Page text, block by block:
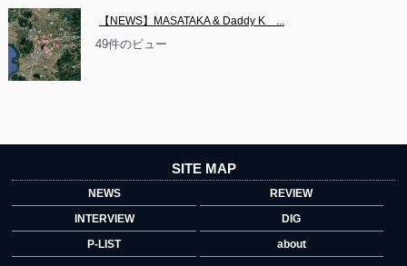
【NEWS】MASATAKA & Daddy K　...
49件のビュー
SITE MAP
NEWS
REVIEW
INTERVIEW
DIG
P-LIST
about